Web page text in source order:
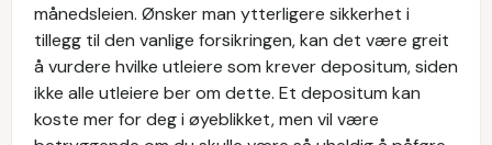
månedsleien. Ønsker man ytterligere sikkerhet i
tillegg til den vanlige forsikringen, kan det være greit
å vurdere hvilke utleiere som krever depositum, siden
ikke alle utleiere ber om dette. Et depositum kan
koste mer for deg i øyeblikket, men vil være